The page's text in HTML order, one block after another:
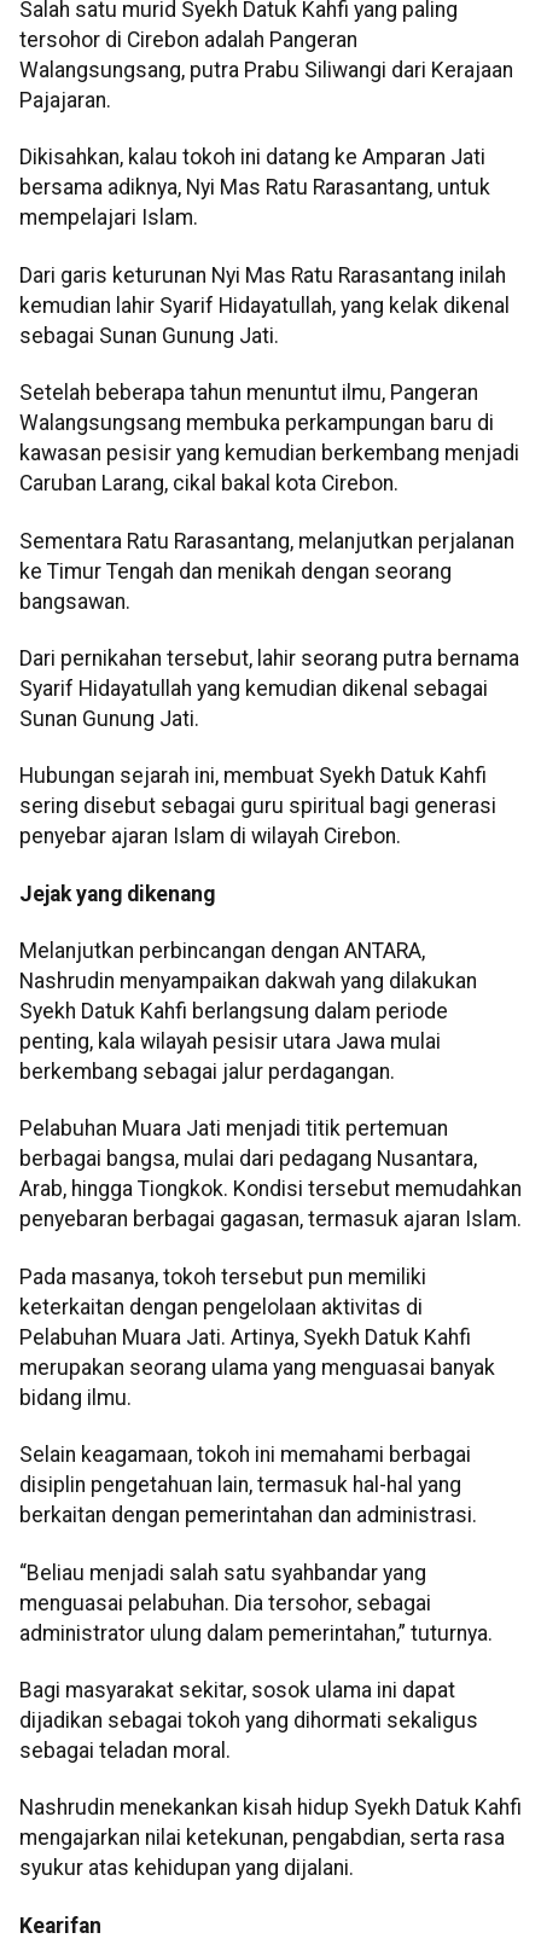
Salah satu murid Syekh Datuk Kahfi yang paling
tersohor di Cirebon adalah Pangeran
Walangsungsang, putra Prabu Siliwangi dari Kerajaan
Pajajaran.
Dikisahkan, kalau tokoh ini datang ke Amparan Jati
bersama adiknya, Nyi Mas Ratu Rarasantang, untuk
mempelajari Islam.
Dari garis keturunan Nyi Mas Ratu Rarasantang inilah
kemudian lahir Syarif Hidayatullah, yang kelak dikenal
sebagai Sunan Gunung Jati.
Setelah beberapa tahun menuntut ilmu, Pangeran
Walangsungsang membuka perkampungan baru di
kawasan pesisir yang kemudian berkembang menjadi
Caruban Larang, cikal bakal kota Cirebon.
Sementara Ratu Rarasantang, melanjutkan perjalanan
ke Timur Tengah dan menikah dengan seorang
bangsawan.
Dari pernikahan tersebut, lahir seorang putra bernama
Syarif Hidayatullah yang kemudian dikenal sebagai
Sunan Gunung Jati.
Hubungan sejarah ini, membuat Syekh Datuk Kahfi
sering disebut sebagai guru spiritual bagi generasi
penyebar ajaran Islam di wilayah Cirebon.
Jejak yang dikenang
Melanjutkan perbincangan dengan ANTARA,
Nashrudin menyampaikan dakwah yang dilakukan
Syekh Datuk Kahfi berlangsung dalam periode
penting, kala wilayah pesisir utara Jawa mulai
berkembang sebagai jalur perdagangan.
Pelabuhan Muara Jati menjadi titik pertemuan
berbagai bangsa, mulai dari pedagang Nusantara,
Arab, hingga Tiongkok. Kondisi tersebut memudahkan
penyebaran berbagai gagasan, termasuk ajaran Islam.
Pada masanya, tokoh tersebut pun memiliki
keterkaitan dengan pengelolaan aktivitas di
Pelabuhan Muara Jati. Artinya, Syekh Datuk Kahfi
merupakan seorang ulama yang menguasai banyak
bidang ilmu.
Selain keagamaan, tokoh ini memahami berbagai
disiplin pengetahuan lain, termasuk hal-hal yang
berkaitan dengan pemerintahan dan administrasi.
“Beliau menjadi salah satu syahbandar yang
menguasai pelabuhan. Dia tersohor, sebagai
administrator ulung dalam pemerintahan,” tuturnya.
Bagi masyarakat sekitar, sosok ulama ini dapat
dijadikan sebagai tokoh yang dihormati sekaligus
sebagai teladan moral.
Nashrudin menekankan kisah hidup Syekh Datuk Kahfi
mengajarkan nilai ketekunan, pengabdian, serta rasa
syukur atas kehidupan yang dijalani.
Kearifan